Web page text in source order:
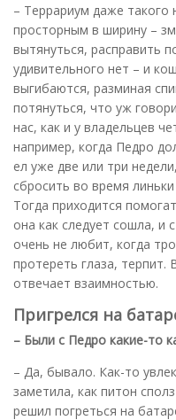
– Террариум даже
просторным в ширину –
вытянуться, расправить
удивительного нет – и
выгибаются, разминая
потянуться, что уж
нас, как и у владельцев
например, когда Педро
ел уже две или три
сбросить во время
Тогда приходится
она как следует сошла, и
очень не любит, когда
протереть глаза,
отвечает взаимностью.
Пригрелся на
– Были с Педро какие-то
– Да, бывало. Как-то
заметила, как питон
решил погреться на